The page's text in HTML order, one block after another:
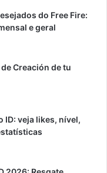
do Free Fire:
e geral
Creación de tu
ID: veja likes, nível,